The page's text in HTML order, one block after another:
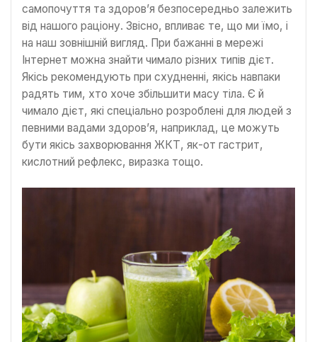
самопочуття та здоров’я безпосередньо залежить
від нашого раціону. Звісно, впливає те, що ми їмо, і
на наш зовнішній вигляд. При бажанні в мережі
Інтернет можна знайти чимало різних типів дієт.
Якісь рекомендують при схудненні, якісь навпаки
радять тим, хто хоче збільшити масу тіла. Є й
чимало дієт, які спеціально розроблені для людей з
певними вадами здоров’я, наприклад, це можуть
бути якісь захворювання ЖКТ, як-от гастрит,
кислотний рефлекс, виразка тощо.